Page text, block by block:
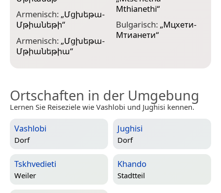
Armenisch: „Մցխեթա-
Մթիանեթի“
Armenisch: „Մցխեթա-
Մթիանեթիա“
Mthianethi“
Bulgarisch: „Мцхети-
Мтианети“
Ortschaften in der Umgebung
Lernen Sie Reiseziele wie Vashlobi und Jughisi kennen.
Vashlobi
Dorf
Jughisi
Dorf
Tskhvedieti
Weiler
Khando
Stadtteil